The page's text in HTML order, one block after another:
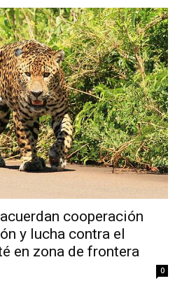
cooperación
y lucha contra el
en zona de frontera
0